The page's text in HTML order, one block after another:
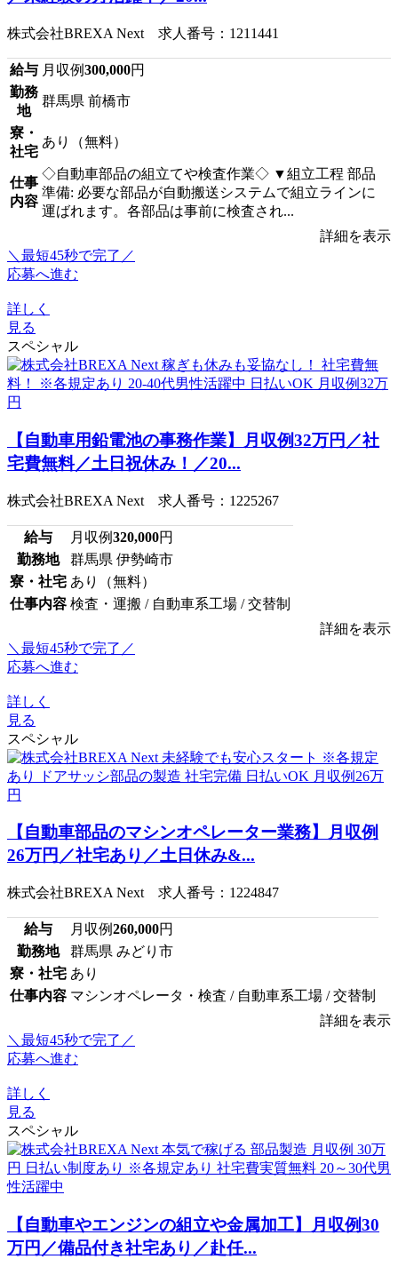
株式会社BREXA Next 求人番号：1211441
給与 月収例300,000円
勤務
地
群馬県 前橋市
寮・
社宅
あり（無料）
仕事
内容
◇自動車部品の組立てや検査作業◇ ▼組立工程 部品
準備: 必要な部品が自動搬送システムで組立ラインに
運ばれます。各部品は事前に検査され...
詳細を表示
＼最短45秒で完了／
応募へ進む
詳しく
見る
スペシャル
【自動車用鉛電池の事務作業】月収例32万円／社
宅費無料／土日祝休み！／20...
株式会社BREXA Next 求人番号：1225267
給与 月収例320,000円
勤務地
群馬県 伊勢崎市
寮・社宅 あり（無料）
仕事内容 検査・運搬 / 自動車系工場 / 交替制
詳細を表示
＼最短45秒で完了／
応募へ進む
詳しく
見る
スペシャル
【自動車部品のマシンオペレーター業務】月収例
26万円／社宅あり／土日休み&...
株式会社BREXA Next 求人番号：1224847
給与 月収例260,000円
勤務地
群馬県 みどり市
寮・社宅 あり
仕事内容 マシンオペレータ・検査 / 自動車系工場 / 交替制
詳細を表示
＼最短45秒で完了／
応募へ進む
詳しく
見る
スペシャル
【自動車やエンジンの組立や金属加工】月収例30
万円／備品付き社宅あり／赴任...